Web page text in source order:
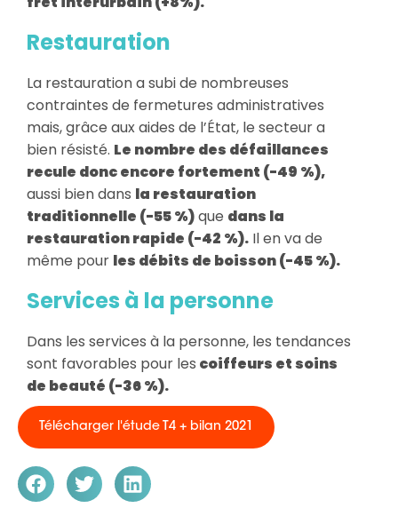
Restauration
La restauration a subi de nombreuses
contraintes de fermetures administratives
mais, grâce aux aides de l’État, le secteur a
bien résisté. Le nombre des défaillances
recule donc encore fortement (-49 %),
aussi bien dans la restauration
traditionnelle (-55 %)que dans la
restauration rapide (-42 %). Il en va de
même pour les débits de boisson (-45 %).
Services à la personne
Dans les services à la personne, les tendances
sont favorables pour les coiffeurs et soins
de beauté (-36 %).
Télécharger l'étude T4 + bilan 2021